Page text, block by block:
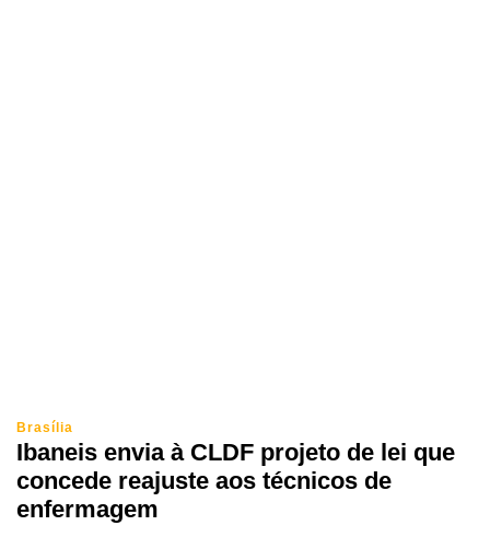
Brasília
Ibaneis envia à CLDF projeto de lei que
concede reajuste aos técnicos de
enfermagem